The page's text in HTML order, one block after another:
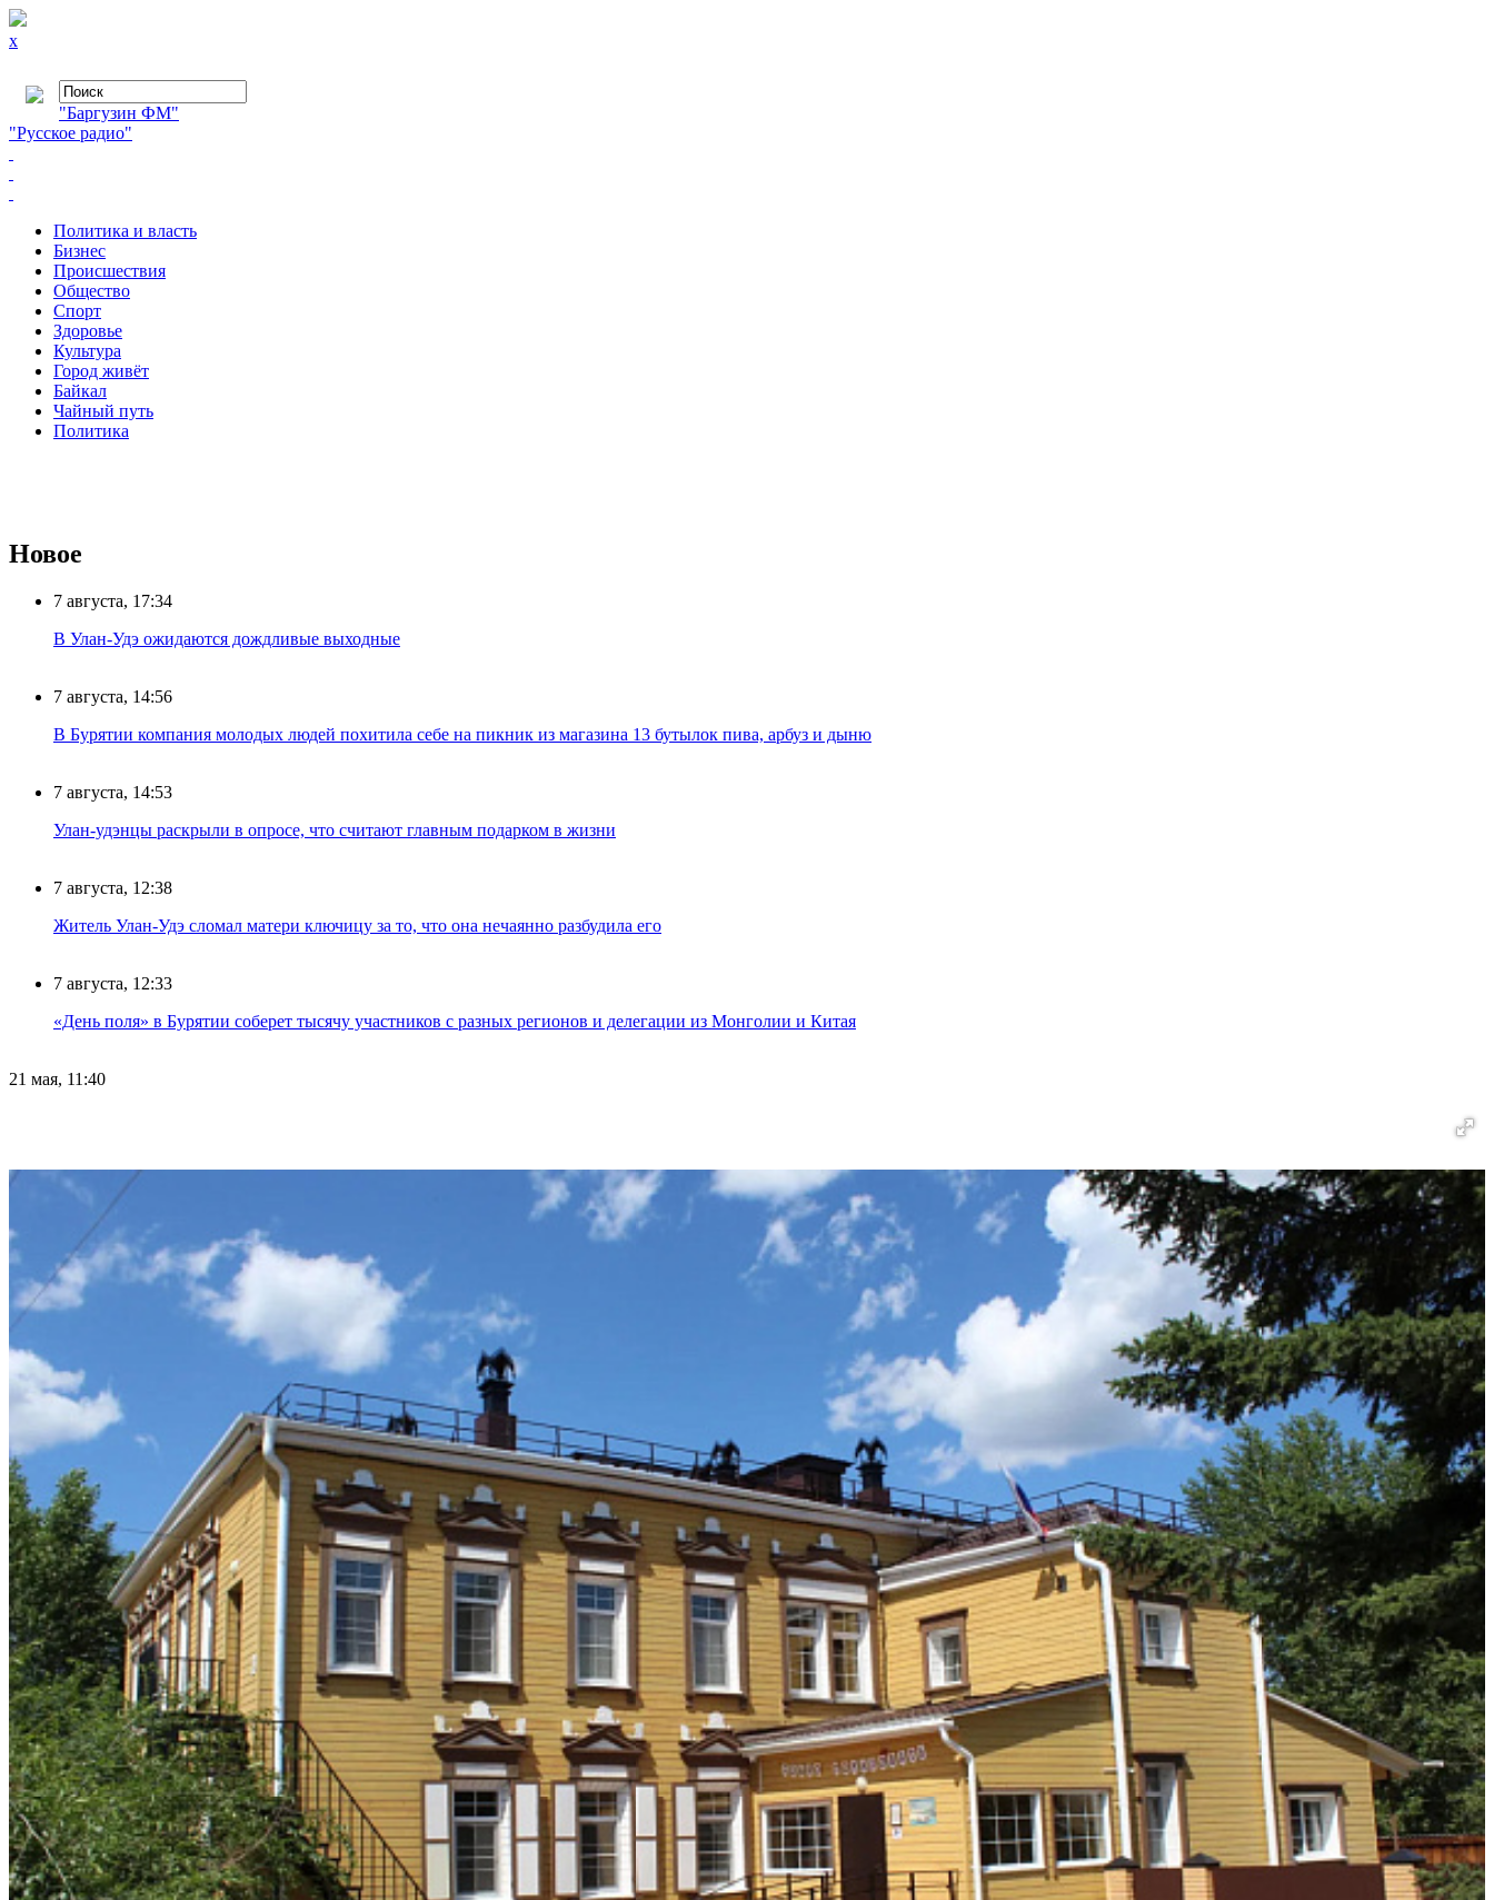
x
"Баргузин ФМ"
"Русское радио"
Политика и власть
Бизнес
Происшествия
Общество
Cпорт
Здоровье
Культура
Город живёт
Байкал
Чайный путь
Политика
Новое
7 августа, 17:34
В Улан-Удэ ожидаются дождливые выходные
7 августа, 14:56
В Бурятии компания молодых людей похитила себе на пикник из магазина 13 бутылок пива, арбуз и дыню
7 августа, 14:53
Улан-удэнцы раскрыли в опросе, что считают главным подарком в жизни
7 августа, 12:38
Житель Улан-Удэ сломал матери ключицу за то, что она нечаянно разбудила его
7 августа, 12:33
«День поля» в Бурятии соберет тысячу участников с разных регионов и делегации из Монголии и Китая
21 мая, 11:40